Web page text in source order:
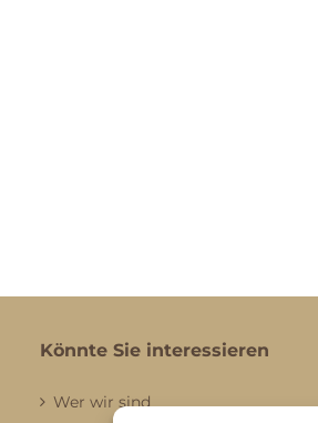
Könnte Sie interessieren
Wer wir sind